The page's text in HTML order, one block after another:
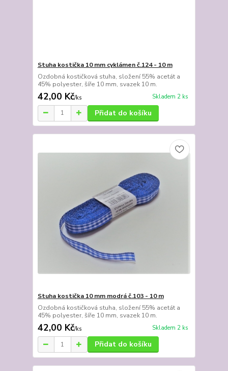
Stuha kostička 10 mm cyklámen č.124 - 10 m
Ozdobná kostičková stuha, složení 55% acetát a
45% polyester, šíře 10 mm, svazek 10 m.
42,00 Kč/ks Skladem 2 ks
Přidat do košíku
Stuha kostička 10 mm modrá č.103 - 10 m
Ozdobná kostičková stuha, složení 55% acetát a
45% polyester, šíře 10 mm, svazek 10 m.
42,00 Kč/ks Skladem 2 ks
Přidat do košíku